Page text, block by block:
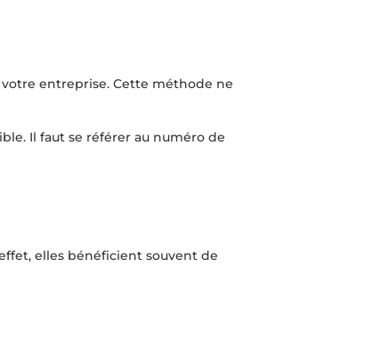
entreprise. Cette méthode ne
Il faut se référer au numéro de
elles bénéficient souvent de